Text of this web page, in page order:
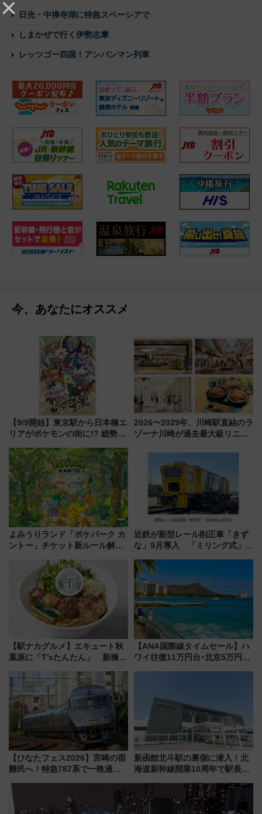
日光・中禅寺湖に特急スペーシアで
しまかぜで行く伊勢志摩
レッツゴー四国！アンパンマン列車
今、あなたにオススメ
【9/9開始】東京駅から日本橋エ
リアがポケモンの街に!? 総勢
リサーチ」本格謎解き・グッズ
情報まとめ
2026〜2029年、川崎駅直結のラ
ゾーナ川崎が過去最大級リニュ
「いつから何が変わるか」徹底
よみうりランド「ポケパーク カ
ントー」チケット新ルール解
本人確認が11月スタート
近鉄が新型レール削正車「きず
な」9月導入 「ミリング式」採
化！安全性や乗り心地の向上に
貢献するだけでなく、全線区で
活躍するための仕組みも
【駅ナカグルメ】エキュート秋
葉原に「T’sたんたん」 新橋に
饅」、オムライス専門店「肉と
たまご」新グルメ続々登場！
【2026年8月】
【ANA国際線タイムセール】ハ
ワイ往復11万円台･北京5万円台
【ひなたフェス2026】宮崎の宿
難民へ！特急787系で一晩過ご
ローおひさま」が救世主に？
新函館北斗駅の裏側に潜入！北
海道新幹線開業10周年で駅長
ト 参加方法や体験内容を紹介